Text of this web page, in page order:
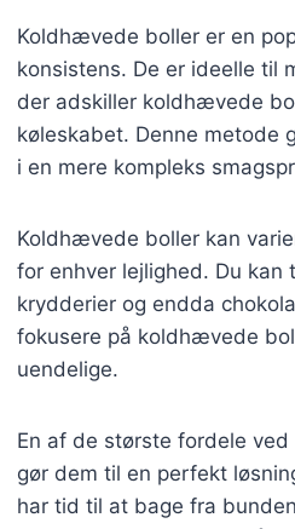
Koldhævede boller er en
konsistens. De er ideelle til
der adskiller koldhævede
køleskabet. Denne metode
i en mere kompleks
Koldhævede boller kan
for enhver lejlighed. Du
krydderier og endda
fokusere på koldhævede
uendelige.
En af de største fordele
gør dem til en perfekt
har tid til at bage fra